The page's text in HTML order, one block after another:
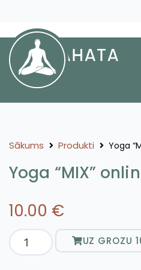
Sākums Produkti Yoga
Yoga “MIX”
10.00 €
UZ GROZU